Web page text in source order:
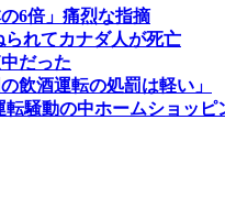
6倍」痛烈な指摘
れてカナダ人が死亡
だった
飲酒運転の処罰は軽い」
騒動の中ホームショッ